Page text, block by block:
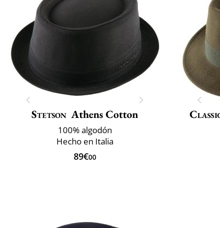
Stetson Athens Cotton
100% algodón
Hecho en Italia
89€00